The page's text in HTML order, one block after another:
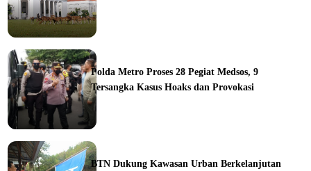
Polda Metro Proses 28 Pegiat Medsos, 9
Tersangka Kasus Hoaks dan Provokasi
BTN Dukung Kawasan Urban Berkelanjutan